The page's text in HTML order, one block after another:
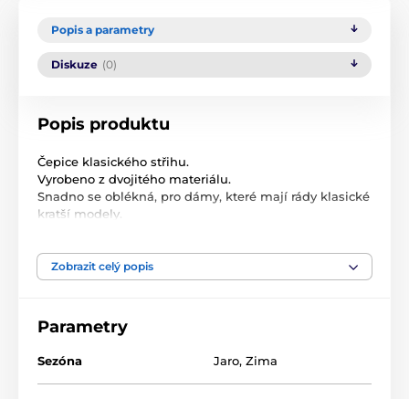
Popis a parametry
Diskuze (0)
Popis produktu
Čepice klasického střihu.
Vyrobeno z dvojitého materiálu.
Snadno se oblékná, pro dámy, které mají rády klasické
kratší modely.
Velikost: univerzální dámská
Zobrazit celý popis
Parametry
Sezóna Jaro, Zima